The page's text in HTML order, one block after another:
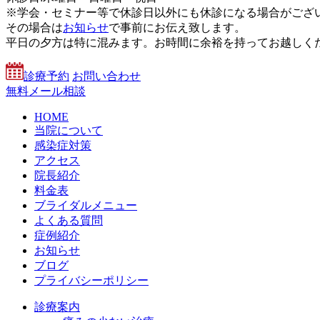
※学会・セミナー等で休診日以外にも休診になる場合がござ
その場合はお知らせで事前にお伝え致します。
平日の夕方は特に混みます。お時間に余裕を持ってお越しく
診療予約 お問い合わせ
無料メール相談
HOME
当院について
感染症対策
アクセス
院長紹介
料金表
ブライダルメニュー
よくある質問
症例紹介
お知らせ
ブログ
プライバシーポリシー
診療案内